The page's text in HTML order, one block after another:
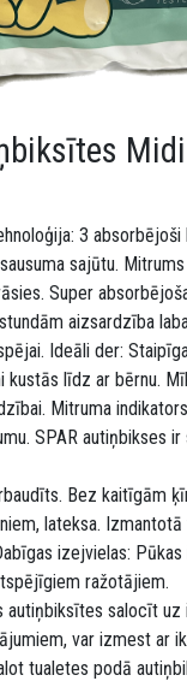
3 absorbējoši
sajūtu.
Super
aizsardzība
Ideāli der:
kustās līdz ar bērnu.
Mitruma
SPAR autiņbikses
Bez kaitīgām
lateksa.
izejvielas: Pūkas
ražotājiem.
autiņbiksītes salocīt uz
var izmest ar
tualetes podā